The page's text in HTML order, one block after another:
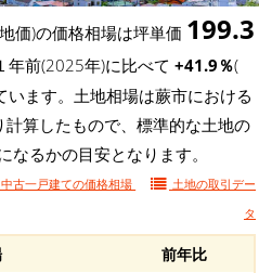
価)の価格相場は坪単価 199.3
年前(2025年)に比べて +41.9％(
ます。土地相場は蕨市における
算したもので、標準的な土地の
なるかの目安となります。
中古一戸建ての価格相場 土地の取引デー
タ
前年比